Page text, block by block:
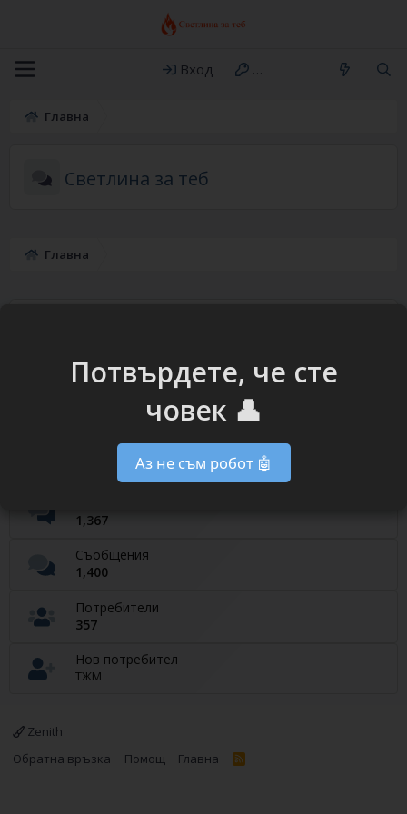
Вход Регистрация
Главна
Светлина за теб
Потвърдете, че сте
човек 👤
Аз не съм робот 🤖
Главна
2010г. - 2026г. )
Currently on our website
User Active Потребители онлайн
1,367
Съобщения
1,400
Потребители
357
Нов потребител
ТЖМ
Zenith
Обратна връзка
Помощ Главна